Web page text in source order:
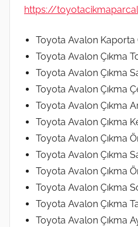
https://
Toyota Avalon Kaporta
Toyota Avalon Çıkma
Toyota Avalon Çıkma
Toyota Avalon Çıkma
Toyota Avalon Çıkma
Toyota Avalon Çıkma
Toyota Avalon Çıkma
Toyota Avalon Çıkma
Toyota Avalon Çıkma
Toyota Avalon Çıkma
Toyota Avalon Çıkma
Toyota Avalon Çıkma